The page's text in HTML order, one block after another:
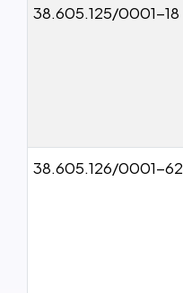
38.605.125/0001-18
38.605.126/0001-62